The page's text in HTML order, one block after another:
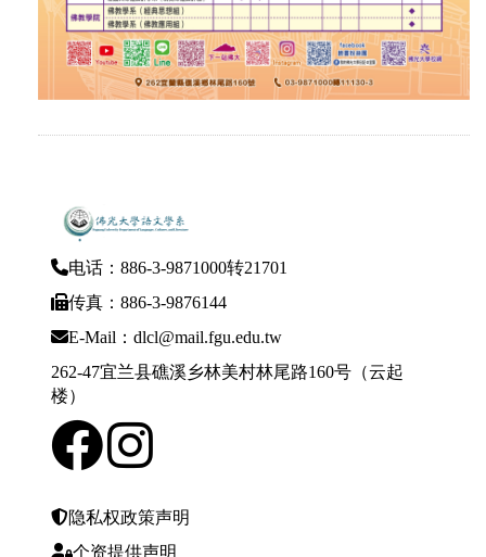
电话：886-3-9871000转21701
传真：886-3-9876144
E-Mail：dlcl@mail.fgu.edu.tw
262-47宜兰县礁溪乡林美村林尾路160号（云起
楼）
隐私权政策声明
个资提供声明